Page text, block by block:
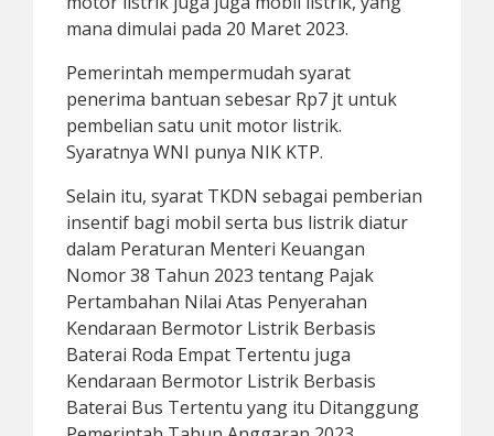
mana dimulai pada 20 Maret 2023.
Pemerintah mempermudah syarat
penerima bantuan sebesar Rp7 jt untuk
pembelian satu unit motor listrik.
Syaratnya WNI punya NIK KTP.
Selain itu, syarat TKDN sebagai pemberian
insentif bagi mobil serta bus listrik diatur
dalam Peraturan Menteri Keuangan
Nomor 38 Tahun 2023 tentang Pajak
Pertambahan Nilai Atas Penyerahan
Kendaraan Bermotor Listrik Berbasis
Baterai Roda Empat Tertentu juga
Kendaraan Bermotor Listrik Berbasis
Baterai Bus Tertentu yang itu Ditanggung